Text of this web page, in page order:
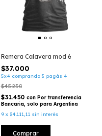
Remera Calavera mod 6
$37.000
5x4 comprando 5 pagás 4
$45.250
$31.450 con Por transferencia
Bancaria, solo para Argentina
9 x $4.111,11 sin interés
Comprar